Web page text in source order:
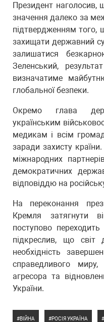
Президент наголосив,
значення далеко за
підтвердженням того,
захищати державний
залишатися
Зеленський,
визначатиме
глобальної безпеки.
Окремо глава
українським
медикам і всім
заради захисту
міжнародних
демократичних
відповіддю на
На переконання
Кремля затягнути
поступово
підкреслив, що світ
необхідність
справедливого
агресора та
України.
ВІЙНА РОСІЯ УКРАЇНА